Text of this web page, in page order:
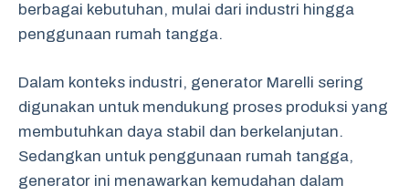
berbagai kebutuhan, mulai dari industri hingga
penggunaan rumah tangga.
Dalam konteks industri, generator Marelli sering
digunakan untuk mendukung proses produksi yang
membutuhkan daya stabil dan berkelanjutan.
Sedangkan untuk penggunaan rumah tangga,
generator ini menawarkan kemudahan dalam